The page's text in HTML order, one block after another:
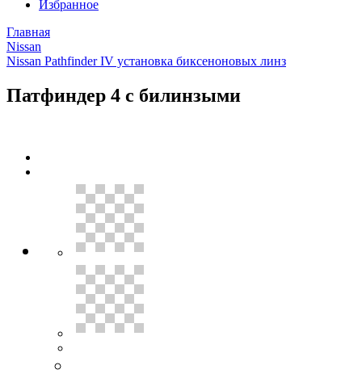
Избранное
Главная
Nissan
Nissan Pathfinder IV установка биксеноновых линз
Патфиндер 4 с билинзыми